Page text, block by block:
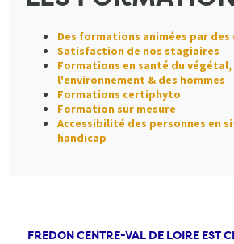
Des formations animées par
Satisfaction de nos stagiaires
Formations en santé du végétal,
l'environnement & des hommes
Formations certiphyto
Formation sur mesure
Accessibilité des personnes en
handicap
FREDON CENTRE-VAL DE LOIRE EST